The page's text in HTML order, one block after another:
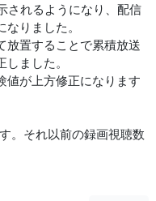
されるようになり、配信
りました。
放置することで累積放送
ました。
値が上方修正になります
。それ以前の録画視聴数